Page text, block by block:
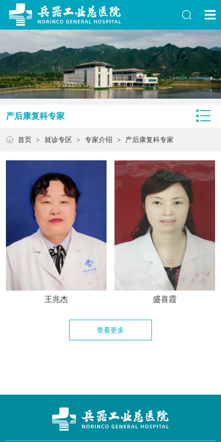
产后康复科专家
首页 > 就诊专区 > 专家介绍 > 产后康复科专家
王兆杰 盛喜霞
查看更多